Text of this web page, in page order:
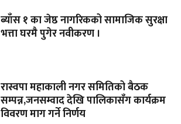
ब्याँस १ का जेष्ठ नागरिकको सामाजिक सुरक्षा
भत्ता घरमै पुगेर नवीकरण ।
रास्वपा महाकाली नगर समितिको बैठक
सम्पन्न,जनसम्वाद देखि पालिकासँग कार्यक्रम
विवरण माग गर्ने निर्णय